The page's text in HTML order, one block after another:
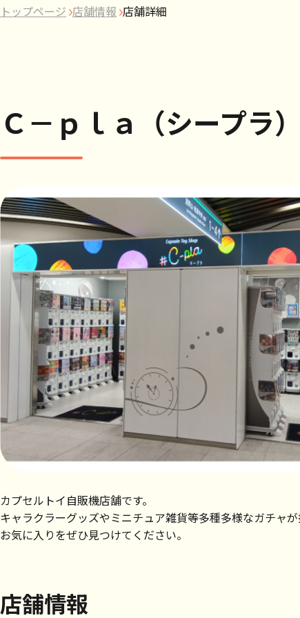
トップページ 店舗情報 店舗詳細
Ｃ－ｐｌａ（シープラ
カプセルトイ自販機店舗です。
キャラクラーグッズやミニチュア雑貨等多種多様なガチャが
お気に入りをぜひ見つけてください。
店舗情報